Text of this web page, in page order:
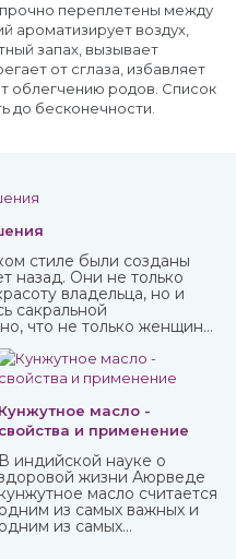
прочно переплетены между
ароматизирует воздух,
запах, вызывает
от сглаза, избавляет
облегчению родов. Список
до бесконечности.
стиле были созданы
назад. Они не только
владельца, но и
сакральной
что не только женщины,
жизненных
ритуалы. При этом
и передается в
ювелирные
магазине ИндоКитай с
Кунжутное масло -
свойства и применение
В индийской науке о
жизни Аюрведе
кунжутное масло считается
одним из самых важных и
одним из самых